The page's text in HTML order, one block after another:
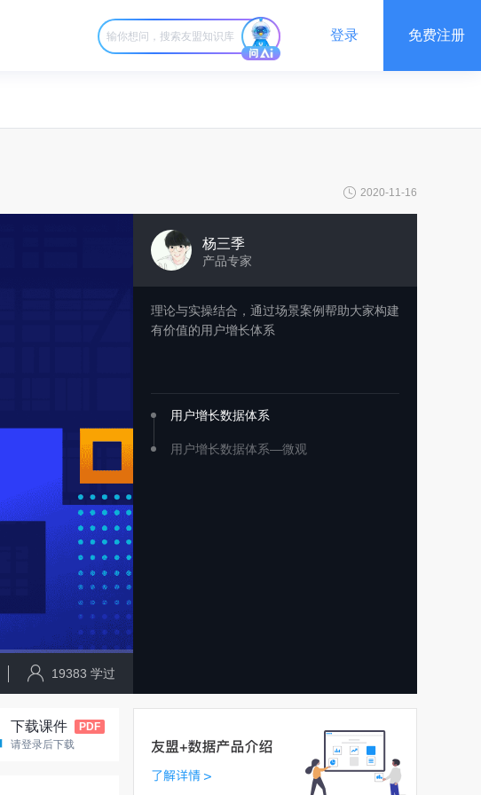
登录 免费注册
2020-11-16
19383 学过
杨三季
产品专家
理论与实操结合，通过场景案例帮助大家构建
有价值的用户增长体系
用户增长数据体系
用户增长数据体系—微观
下载课件
PDF
请登录后下载